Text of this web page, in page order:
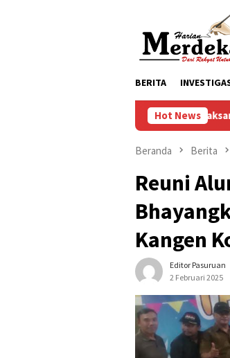
BERITA
Hot News
Pelaksanaan Pembangunan Masjid
Beranda Berita
Reuni
Kangen
Editor Pasuruan
2 Februari 2025